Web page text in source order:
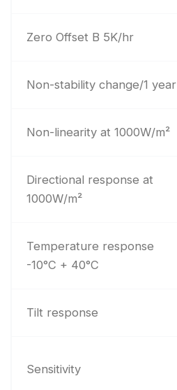
Zero Offset B 5K/hr
Non-stability change/1 year
Non-linearity at 1000W/m²
Directional response at
1000W/m²
Temperature response
-10°C + 40°C
Tilt response
Sensitivity